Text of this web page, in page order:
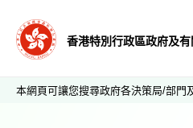
香港特別行政區政府及
本網頁可讓您搜尋政府各決策局/部門